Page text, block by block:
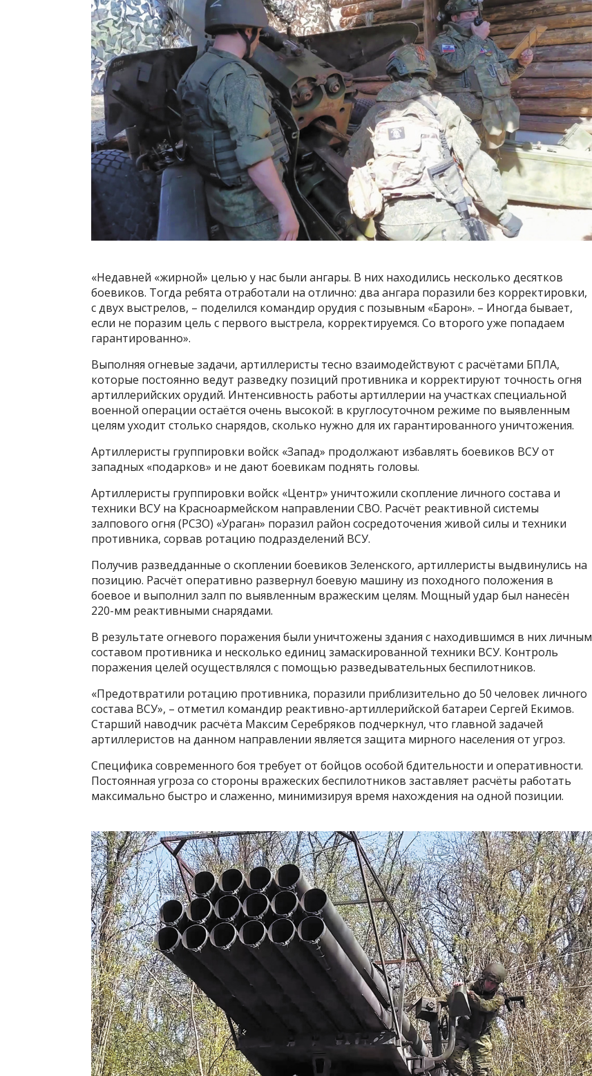
«Недавней «жирной» целью у нас были ангары. В них находились несколько десятков
боевиков. Тогда ребята отработали на отлично: два ангара поразили без корректировки,
с двух выстрелов, – поделился командир орудия с позывным «Барон». – Иногда бывает,
если не поразим цель с первого выстрела, корректируемся. Со второго уже попадаем
гарантированно».
Выполняя огневые задачи, артиллеристы тесно взаимодействуют с расчётами БПЛА,
которые постоянно ведут разведку позиций противника и корректируют точность огня
артиллерийских орудий. Интенсивность работы артиллерии на участках специальной
военной операции остаётся очень высокой: в круглосуточном режиме по выявленным
целям уходит столько снарядов, сколько нужно для их гарантированного уничтожения.
Артиллеристы группировки войск «Запад» продолжают избавлять боевиков ВСУ от
западных «подарков» и не дают боевикам поднять головы.
Артиллеристы группировки войск «Центр» уничтожили скопление личного состава и
техники ВСУ на Красноармейском направлении СВО. Расчёт реактивной системы
залпового огня (РСЗО) «Ураган» поразил район сосредоточения живой силы и техники
противника, сорвав ротацию подразделений ВСУ.
Получив разведданные о скоплении боевиков Зеленского, артиллеристы выдвинулись на
позицию. Расчёт оперативно развернул боевую машину из походного положения в
боевое и выполнил залп по выявленным вражеским целям. Мощный удар был нанесён
220-мм реактивными снарядами.
В результате огневого поражения были уничтожены здания с находившимся в них личным
составом противника и несколько единиц замаскированной техники ВСУ. Контроль
поражения целей осуществлялся с помощью разведывательных беспилотников.
«Предотвратили ротацию противника, поразили приблизительно до 50 человек личного
состава ВСУ», – отметил командир реактивно-артиллерийской батареи Сергей Екимов.
Старший наводчик расчёта Максим Серебряков подчеркнул, что главной задачей
артиллеристов на данном направлении является защита мирного населения от угроз.
Специфика современного боя требует от бойцов особой бдительности и оперативности.
Постоянная угроза со стороны вражеских беспилотников заставляет расчёты работать
максимально быстро и слаженно, минимизируя время нахождения на одной позиции.